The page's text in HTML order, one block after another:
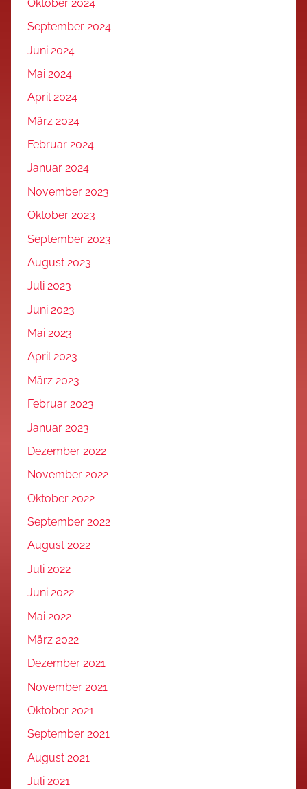
Oktober 2024
September 2024
Juni 2024
Mai 2024
April 2024
März 2024
Februar 2024
Januar 2024
November 2023
Oktober 2023
September 2023
August 2023
Juli 2023
Juni 2023
Mai 2023
April 2023
März 2023
Februar 2023
Januar 2023
Dezember 2022
November 2022
Oktober 2022
September 2022
August 2022
Juli 2022
Juni 2022
Mai 2022
März 2022
Dezember 2021
November 2021
Oktober 2021
September 2021
August 2021
Juli 2021